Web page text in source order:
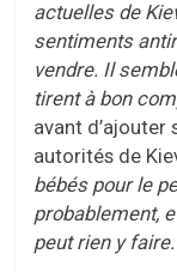
actuelles de
sentiments
vendre. Il
tirent à bon
avant d’ajouter
autorités de
bébés pour le
probablement,
peut rien y faire.